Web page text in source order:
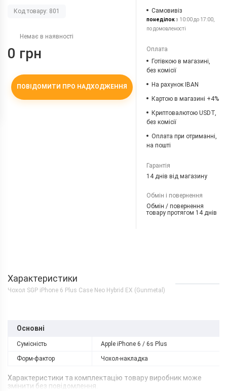
Код товару: 801
Немає в наявності
0 грн
ПОВІДОМИТИ ПРО НАДХОДЖЕННЯ
Самовивіз
понеділокз 10:00 до 17:00,
по домовленості
Оплата
Готівкою в магазині,
без комісії
На рахунок IBAN
Картою в магазині +4%
Криптовалютою USDT,
без комісії
Оплата при отриманні,
на пошті
Гарантія
14 днів від магазину
Обмін і повернення
Обмін / повернення
товару протягом 14 днів
Характеристики
Чохол SGP iPhone 6 Plus Case Neo Hybrid EX (Gunmetal)
Основні
Сумісність Apple iPhone 6 / 6s Plus
Форм-фактор Чохол-накладка
Характеристики та комплектацію товару виробник може
змінити без повідомлення.